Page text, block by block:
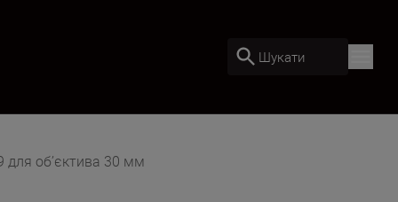
Шукати
для об’єктива 30 мм